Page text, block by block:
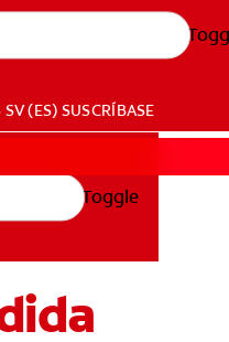
SV (ES) SUSCRÍBASE
Toggle